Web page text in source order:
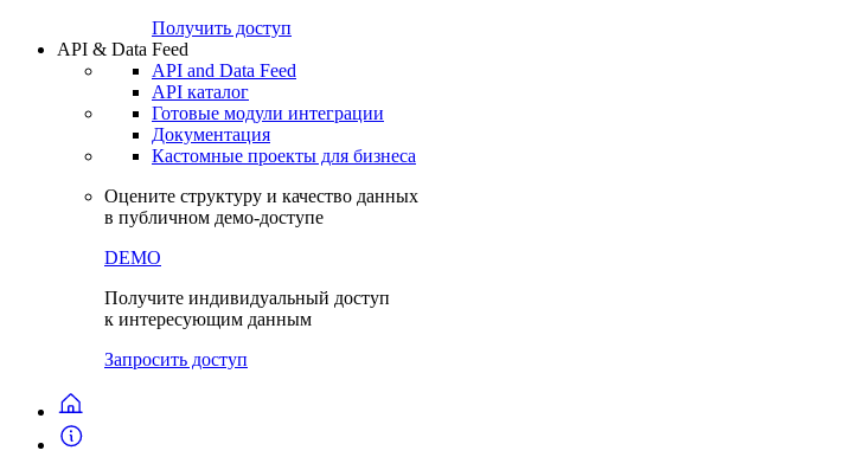
Получить доступ
API & Data Feed
API and Data Feed
API каталог
Готовые модули интеграции
Документация
Кастомные проекты для бизнеса
Оцените структуру и качество данных
в публичном демо-доступе
DEMO
Получите индивидуальный доступ
к интересующим данным
Запросить доступ